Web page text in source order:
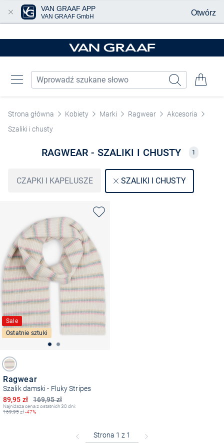
Strona główna Kobiety Marki Ragwear
Akcesoria
Szaliki i chusty
RAGWEAR - SZALIKI I CHUSTY 1
CZAPKI I KAPELUSZE SZALIKI I CHUSTY
Sale
Ostatnie sztuki
Ragwear
Szalik damski - Fluky Stripes
169,95 zł
Obniżona cena
89,95 zł
Najniższa cena z ostatnich 30 dni:
169,95zł-47%
VAN GRAAF APP
VAN GRAAF GmbH Otwórz